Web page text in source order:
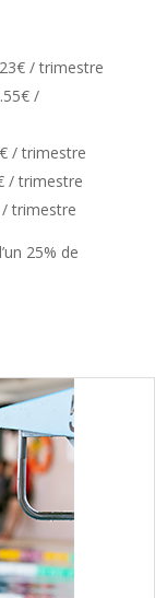
/ trimestre
/
/ trimestre
/ trimestre
trimestre
25% de